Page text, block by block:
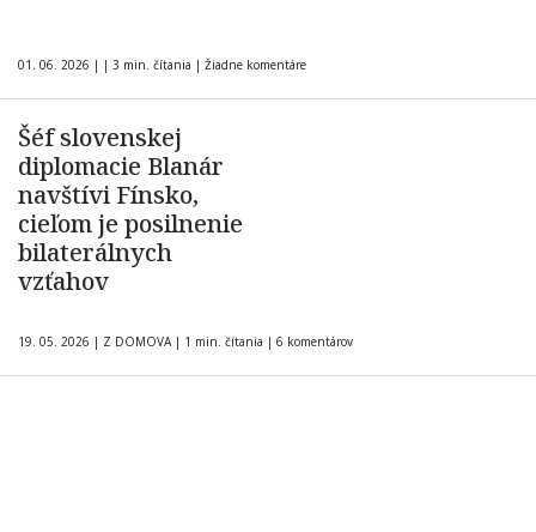
01. 06. 2026 | | 3 min. čítania | Žiadne komentáre
Šéf slovenskej
diplomacie Blanár
navštívi Fínsko,
cieľom je posilnenie
bilaterálnych
vzťahov
19. 05. 2026 | Z DOMOVA | 1 min. čítania | 6 komentárov